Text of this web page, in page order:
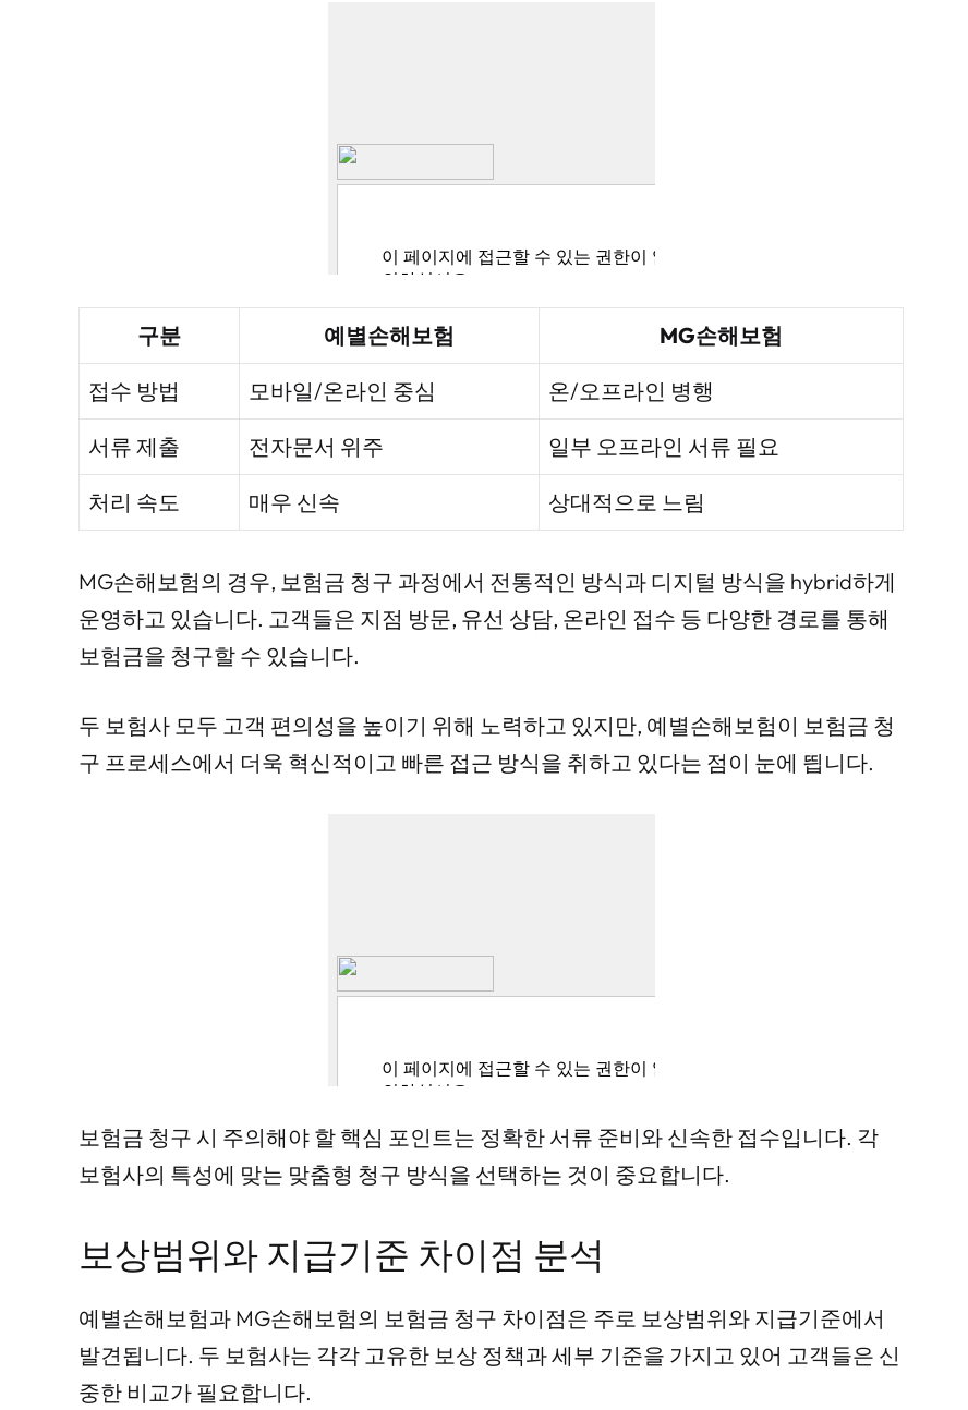
구분 예별손해보험 MG손해보험
접수 방법 모바일/온라인 중심 온/오프라인 병행
서류 제출 전자문서 위주 일부 오프라인 서류 필요
처리 속도 매우 신속 상대적으로 느림
MG손해보험의 경우, 보험금 청구 과정에서 전통적인 방식과 디지털 방식을 hybrid하게
운영하고 있습니다. 고객들은 지점 방문, 유선 상담, 온라인 접수 등 다양한 경로를 통해
보험금을 청구할 수 있습니다.
두 보험사 모두 고객 편의성을 높이기 위해 노력하고 있지만, 예별손해보험이 보험금 청
구 프로세스에서 더욱 혁신적이고 빠른 접근 방식을 취하고 있다는 점이 눈에 띕니다.
보험금 청구 시 주의해야 할 핵심 포인트는 정확한 서류 준비와 신속한 접수입니다. 각
보험사의 특성에 맞는 맞춤형 청구 방식을 선택하는 것이 중요합니다.
보상범위와 지급기준 차이점 분석
예별손해보험과 MG손해보험의 보험금 청구 차이점은 주로 보상범위와 지급기준에서
발견됩니다. 두 보험사는 각각 고유한 보상 정책과 세부 기준을 가지고 있어 고객들은 신
중한 비교가 필요합니다.